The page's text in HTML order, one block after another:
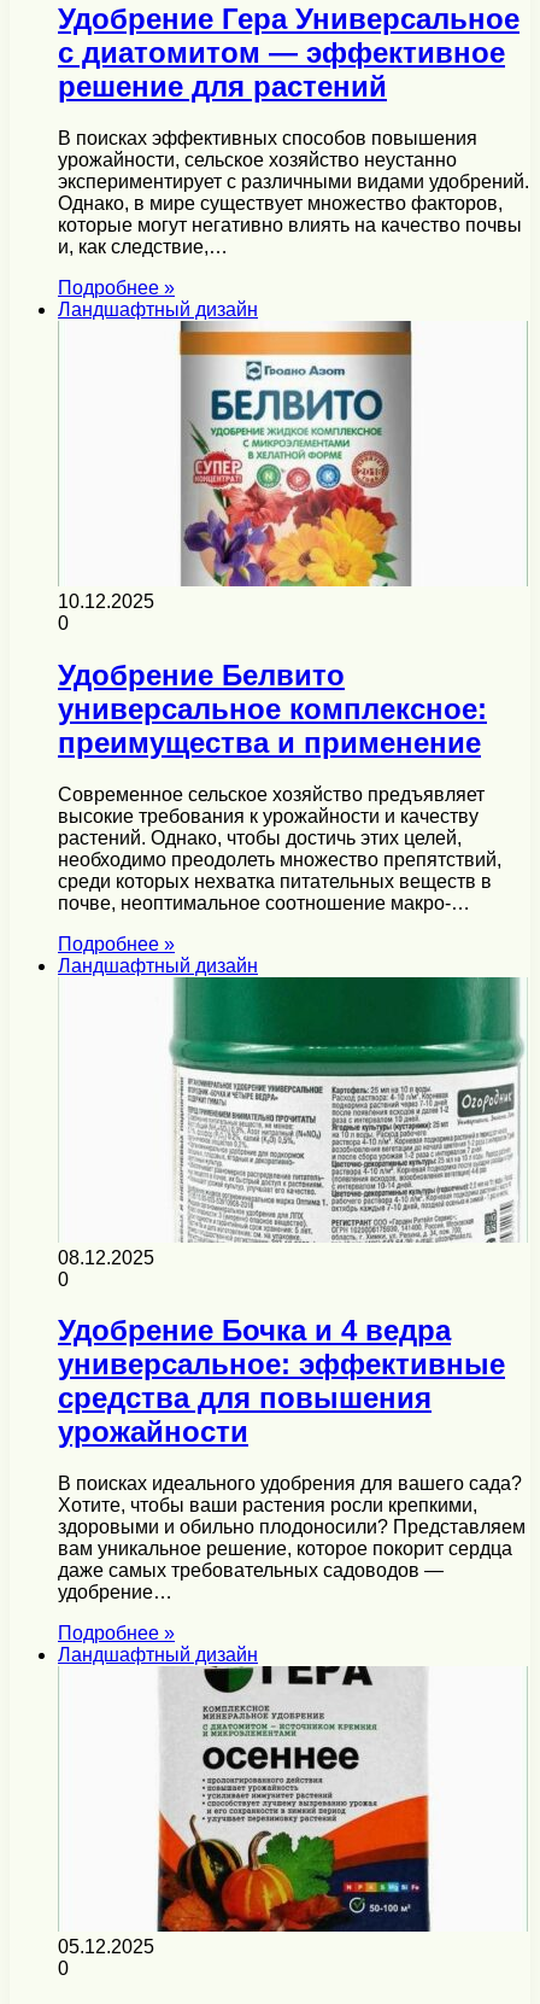
Удобрение Гера Универсальное
с диатомитом — эффективное
решение для растений
В поисках эффективных способов повышения
урожайности, сельское хозяйство неустанно
экспериментирует с различными видами удобрений.
Однако, в мире существует множество факторов,
которые могут негативно влиять на качество почвы
и, как следствие,…
Подробнее »
Ландшафтный дизайн
10.12.2025
0
Удобрение Белвито
универсальное комплексное:
преимущества и применение
Современное сельское хозяйство предъявляет
высокие требования к урожайности и качеству
растений. Однако, чтобы достичь этих целей,
необходимо преодолеть множество препятствий,
среди которых нехватка питательных веществ в
почве, неоптимальное соотношение макро-…
Подробнее »
Ландшафтный дизайн
08.12.2025
0
Удобрение Бочка и 4 ведра
универсальное: эффективные
средства для повышения
урожайности
В поисках идеального удобрения для вашего сада?
Хотите, чтобы ваши растения росли крепкими,
здоровыми и обильно плодоносили? Представляем
вам уникальное решение, которое покорит сердца
даже самых требовательных садоводов —
удобрение…
Подробнее »
Ландшафтный дизайн
05.12.2025
0